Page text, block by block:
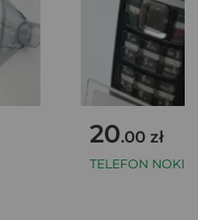
20.00 zł
TELEFON NOKIA